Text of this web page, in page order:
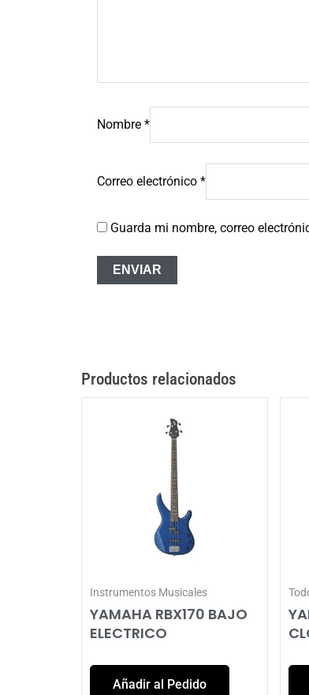
Nombre *
Correo electrónico *
Guarda mi nombre, correo
Productos relacionados
Instrumentos Musicales
YAMAHA RBX170 BAJO
ELECTRICO
Añadir al Pedido